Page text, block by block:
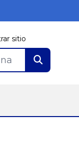
sitio